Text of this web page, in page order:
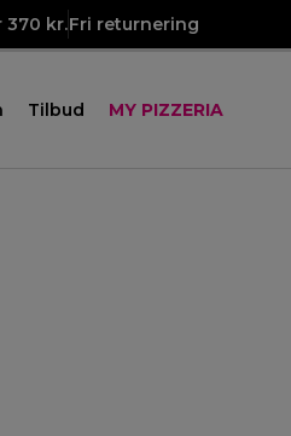
370 kr.Fri returnering
Tilbud MY PIZZERIA